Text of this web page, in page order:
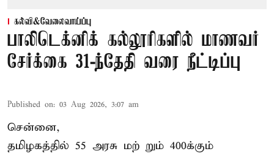
கல்வி&வேலைவாய்ப்பு
பாலிடெக்னிக் கல்லூரிகளில் மாணவர்
சேர்க்கை 31-ந்தேதி வரை நீட்டிப்பு
Published on: 03 Aug 2026, 3:07 am
சென்னை,
தமிழகத்தில் 55 அரசு மற் றும் 400க்கும்